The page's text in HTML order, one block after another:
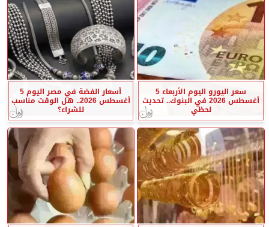
سعر اليورو اليوم الأربعاء 5
أغسطس 2026 في البنوك.. تحديث
لحظي
أسعار الفضة في مصر اليوم 5
أغسطس 2026.. هل الوقت مناسب
للشراء؟